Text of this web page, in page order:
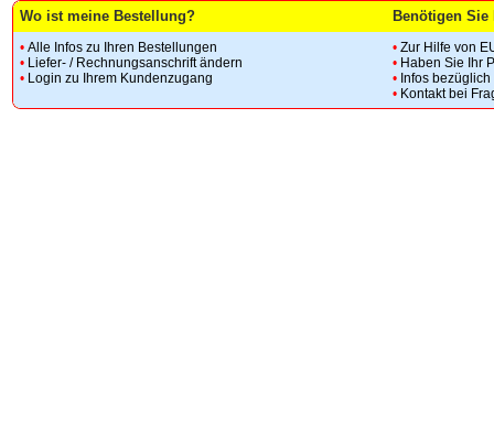
Wo ist meine Bestellung? Benötigen Sie
• Alle Infos zu Ihren Bestellungen
• Liefer- / Rechnungsanschrift ändern
• Login zu Ihrem Kundenzugang
• Zur Hilfe von
• Haben Sie Ihr
• Infos
• Kontakt bei